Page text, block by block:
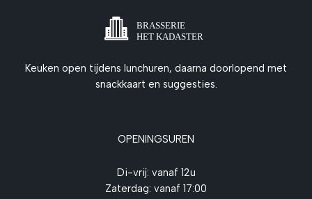
Keuken open tijdens lunchuren, daarna doorlopend met
snackkaart en suggesties.
OPENINGSUREN
Di-vrij: vanaf 12u
Zaterdag: vanaf 17:00